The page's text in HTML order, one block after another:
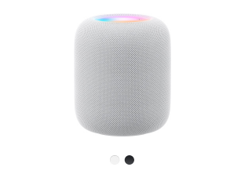
步
了
解
HomePod<